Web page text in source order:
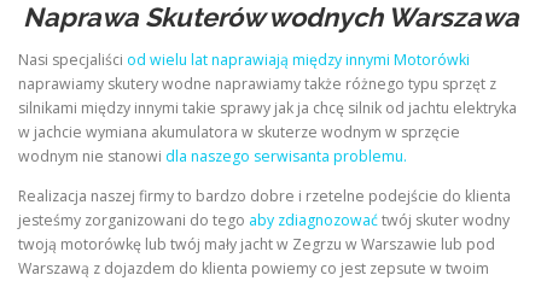
Naprawa Skuterów wodnych Warszawa
Nasi specjaliści od wielu lat naprawiają między innymi Motorówki
naprawiamy skutery wodne naprawiamy także różnego typu sprzęt z
silnikami między innymi takie sprawy jak ja chcę silnik od jachtu elektryka
w jachcie wymiana akumulatora w skuterze wodnym w sprzęcie
wodnym nie stanowi dla naszego serwisanta problemu.
Realizacja naszej firmy to bardzo dobre i rzetelne podejście do klienta
jesteśmy zorganizowani do tego aby zdiagnozowaćtwój skuter wodny
twoją motorówkę lub twój mały jacht w Zegrzu w Warszawie lub pod
Warszawą z dojazdem do klienta powiemy co jest zepsute w twoim